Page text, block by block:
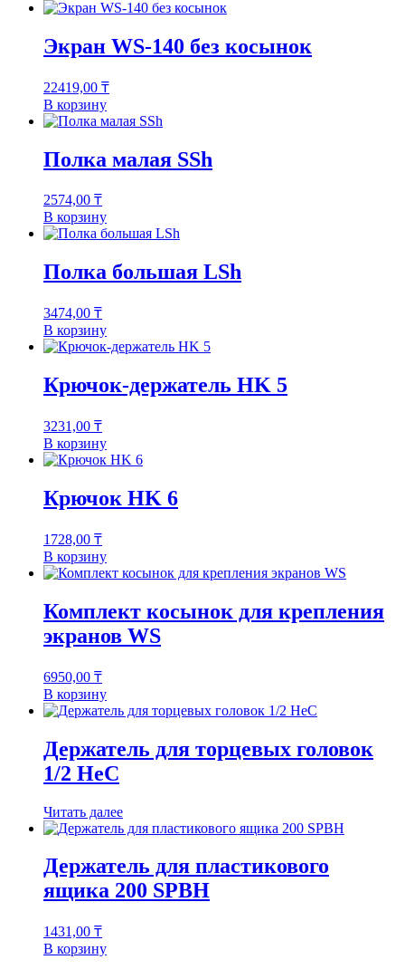
Экран WS-140 без косынок
22419,00 ₸
В корзину
Полка малая SSh
2574,00 ₸
В корзину
Полка большая LSh
3474,00 ₸
В корзину
Крючок-держатель HK 5
3231,00 ₸
В корзину
Крючок HK 6
1728,00 ₸
В корзину
Комплект косынок для крепления
экранов WS
6950,00 ₸
В корзину
Держатель для торцевых головок
1/2 HeC
Читать далее
Держатель для пластикового
ящика 200 SPBH
1431,00 ₸
В корзину